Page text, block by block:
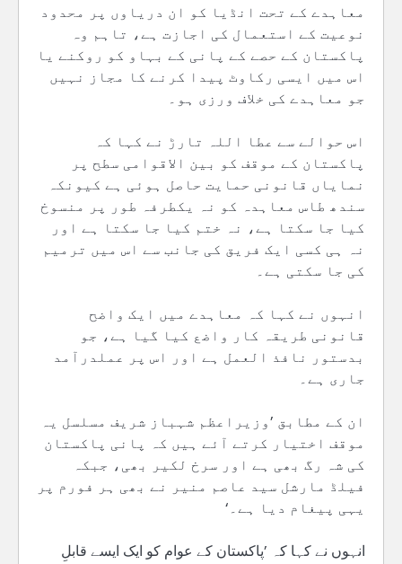
معاہدے کے تحت انڈیا کو ان دریاوں پر محدود
نوعیت کے استعمال کی اجازت ہے، تاہم وہ
پاکستان کے حصے کے پانی کے بہاو کو روکنے یا
اس میں ایسی رکاوٹ پیدا کرنے کا مجاز نہیں
جو معاہدے کی خلاف ورزی ہو۔
اس حوالے سے عطا اللہ تارڑ نے کہا کہ
پاکستان کے موقف کو بین الاقوامی سطح پر
نمایاں قانونی حمایت حاصل ہوئی ہے کیونکہ
سندھ طاس معاہدہ کو نہ یکطرفہ طور پر منسوخ
کیا جا سکتا ہے، نہ ختم کیا جا سکتا ہے اور
نہ ہی کسی ایک فریق کی جانب سے اس میں ترمیم
کی جا سکتی ہے۔
انہوں نے کہا کہ معاہدے میں ایک واضح
قانونی طریقہ کار واضع کیا گیا ہے، جو
بدستور نافذ العمل ہے اور اس پر عملدرآمد
جاری ہے۔
ان کے مطابق ’وزیراعظم شہباز شریف مسلسل یہ
موقف اختیار کرتے آئے ہیں کہ پانی پاکستان
کی شہ رگ بھی ہے اور سرخ لکیر بھی، جبکہ
فیلڈ مارشل سید عاصم منیر نے بھی ہر فورم پر
یہی پیغام دیا ہے۔‘
انہوں نے کہا کہ ’پاکستان کے عوام کو ایک ایسے قابلِ